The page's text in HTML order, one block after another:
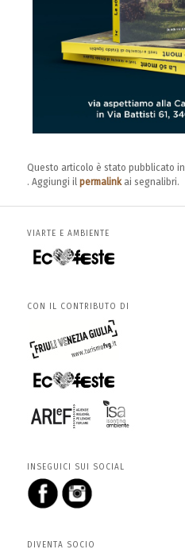
Questo articolo è stato pubblicato in
. Aggiungi ilpermalinkai segnalibri.
VIARTE E AMBIENTE
CON IL CONTRIBUTO DI
INSEGUICI SUI SOCIAL
DIVENTA SOCIO